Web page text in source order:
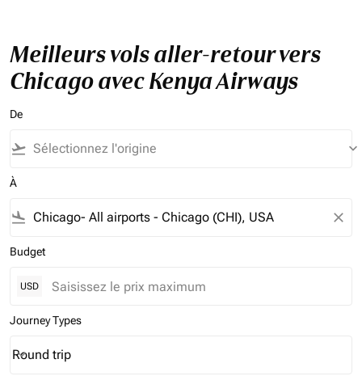
Meilleurs vols aller-retour vers
Chicago avec Kenya Airways
De
flight_takeoff keyboard_arrow_down
À
flight_land close
Budget
USD
Journey Types
Journey Types option Round trip Selected
Round trip
keyboard_arrow_down